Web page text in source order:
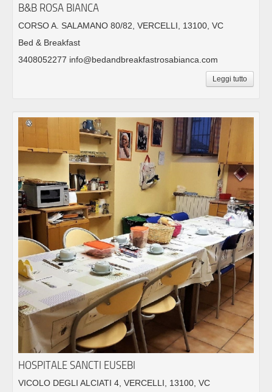
B&B ROSA BIANCA
CORSO A. SALAMANO 80/82, VERCELLI, 13100, VC
Bed & Breakfast
3408052277 info@bedandbreakfastrosabianca.com
Leggi tutto
HOSPITALE SANCTI EUSEBI
VICOLO DEGLI ALCIATI 4, VERCELLI, 13100, VC